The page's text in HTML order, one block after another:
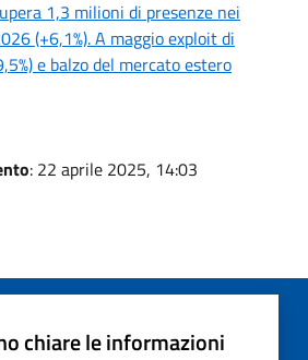
1,3 milioni di presenze nei
(+6,1%). A maggio exploit di
e balzo del mercato estero
: 22 aprile 2025, 14:03
chiare le informazioni